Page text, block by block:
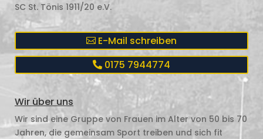
SC St. Tönis 1911/20 e.V.
E-Mail schreiben
0175 7944774
Wir über uns
Wir sind eine Gruppe von Frauen im Alter von 50 bis 70
Jahren, die gemeinsam Sport treiben und sich fit